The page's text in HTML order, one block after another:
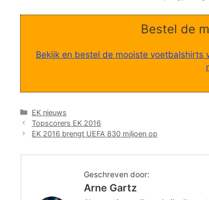
Bestel de
Bekijk en bestel de mooiste voetbalshirts
Categorieën
EK nieuws
Topscorers EK 2016
EK 2016 brengt UEFA 830 miljoen op
Geschreven door:
Arne Gartz